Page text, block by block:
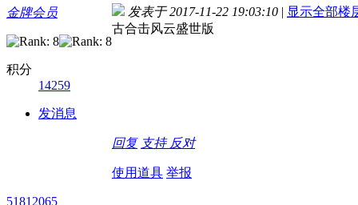
金牌会员
积分
14259
发消息
发表于 2017-11-22 19:03:10 | 显示全部楼
古合击风云盛世版
回复 支持 反对
使用道具 举报
51812065